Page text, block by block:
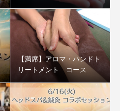
【満席】アロマ・ハンドト
リートメント コース